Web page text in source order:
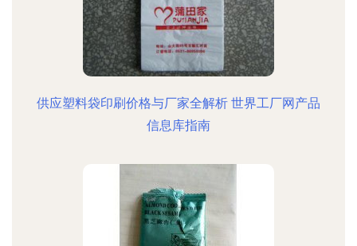
供应塑料袋印刷价格与厂家全解析 世界工厂网产品
信息库指南